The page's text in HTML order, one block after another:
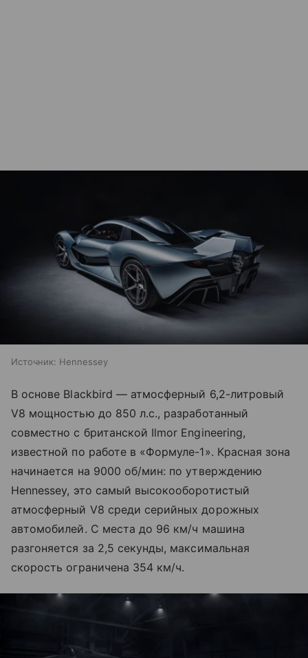
Источник: Hennessey
В основе Blackbird — атмосферный 6,2-литровый
V8 мощностью до 850 л.с., разработанный
совместно с британской Ilmor Engineering,
известной по работе в «Формуле-1». Красная зона
начинается на 9000 об/мин: по утверждению
Hennessey, это самый высокооборотистый
атмосферный V8 среди серийных дорожных
автомобилей. С места до 96 км/ч машина
разгоняется за 2,5 секунды, максимальная
скорость ограничена 354 км/ч.